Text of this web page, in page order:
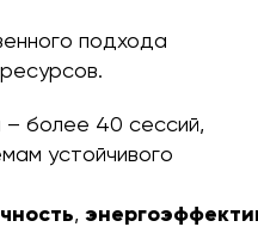
подхода
– более 40 сессий,
устойчивого
,